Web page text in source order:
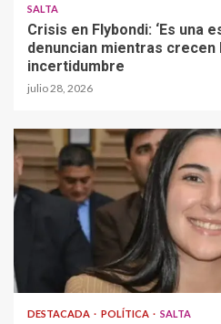
SALTA
Crisis en Flybondi: ‘Es una
denuncian mientras crecen
incertidumbre
julio 28, 2026
DESTACADA POLÍTICA SALTA